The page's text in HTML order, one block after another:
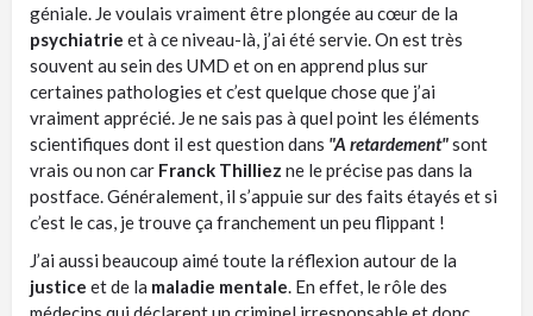
géniale. Je voulais vraiment être plongée au cœur de la
psychiatrie et à ce niveau-là, j’ai été servie. On est très
souvent au sein des UMD et on en apprend plus sur
certaines pathologies et c’est quelque chose que j’ai
vraiment apprécié. Je ne sais pas à quel point les éléments
scientifiques dont il est question dans "A retardement"sont
vrais ou non car Franck Thilliez ne le précise pas dans la
postface. Généralement, il s’appuie sur des faits étayés et si
c’est le cas, je trouve ça franchement un peu flippant !
J’ai aussi beaucoup aimé toute la réflexion autour de la
justice et de la maladie mentale . En effet, le rôle des